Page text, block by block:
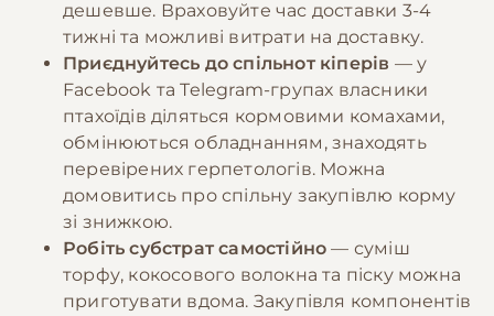
дешевше. Враховуйте час доставки 3-4
тижні та можливі витрати на доставку.
Приєднуйтесь до спільнот кіперів — у
Facebook та Telegram-групах власники
птахоїдів діляться кормовими комахами,
обмінюються обладнанням, знаходять
перевірених герпетологів. Можна
домовитись про спільну закупівлю корму
зі знижкою.
Робіть субстрат самостійно — суміш
торфу, кокосового волокна та піску можна
приготувати вдома. Закупівля компонентів